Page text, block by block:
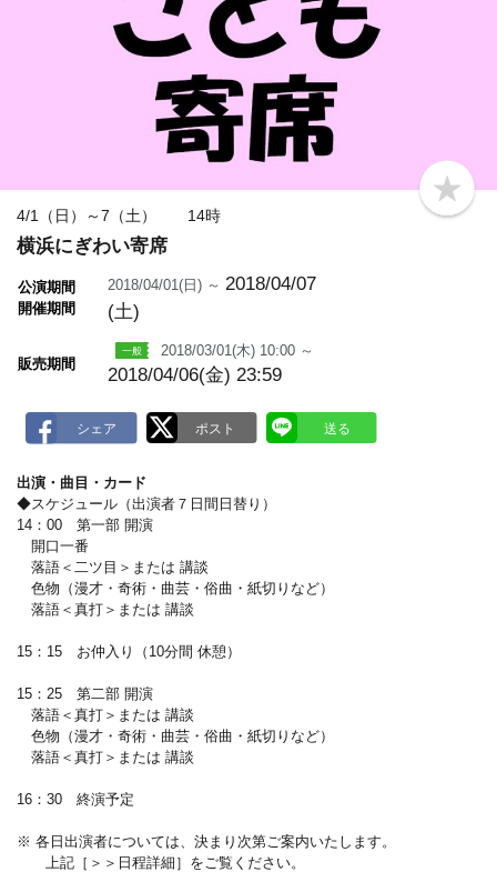
b
o
4/1（日）～7（土） 14時
横浜にぎわい寄席
公演期間
開催期間
2018/04/01(日) ～ 2018/04/07
(土)
販売期間
2018/03/01(木) 10:00 ～
2018/04/06(金) 23:59
出演・曲目・カード
◆スケジュール（出演者７日間日替り）
14：00 第一部 開演
開口一番
落語＜二ツ目＞または 講談
色物（漫才・奇術・曲芸・俗曲・紙切りなど）
落語＜真打＞または 講談
15：15 お仲入り（10分間 休憩）
15：25 第二部 開演
落語＜真打＞または 講談
色物（漫才・奇術・曲芸・俗曲・紙切りなど）
落語＜真打＞または 講談
16：30 終演予定
※ 各日出演者については、決まり次第ご案内いたします。
上記［＞＞日程詳細］をご覧ください。